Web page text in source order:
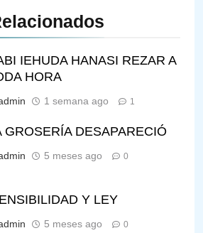
IEHUDA HANASI REZAR A
HORA
1 semana ago 1
GROSERÍA DESAPARECIÓ
5 meses ago 0
Y LEY
5 meses ago 0